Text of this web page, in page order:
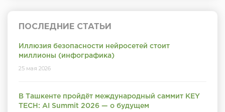
ПОСЛЕДНИЕ СТАТЬИ
Иллюзия безопасности нейросетей стоит
миллионы (инфографика)
25 мая 2026
В Ташкенте пройдёт международный саммит KEY
TECH: AI Summit 2026 — о будущем